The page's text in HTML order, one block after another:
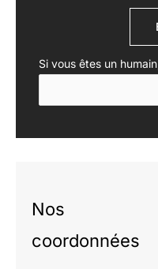
Si vous êtes un
Nos
coordonnées